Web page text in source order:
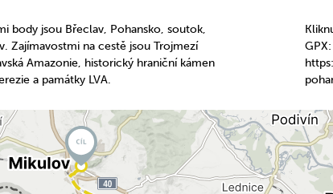
body jsou Břeclav, Pohansko, soutok,
Zajímavostmi na cestě jsou Trojmezí
Amazonie, historický hraniční kámen
a památky LVA.
GPX: